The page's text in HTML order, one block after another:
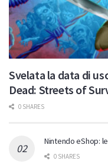
Svelata la data di
Dead: Streets of
0 SHARES
Nintendo eShop:
0 SHARES